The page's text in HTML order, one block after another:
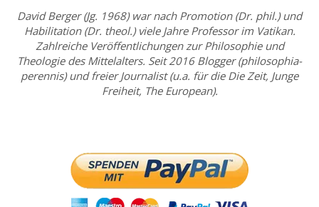
David Berger (Jg. 1968) war nach Promotion (Dr. phil.) und
Habilitation (Dr. theol.) viele Jahre Professor im Vatikan.
Zahlreiche Veröffentlichungen zur Philosophie und
Theologie des Mittelalters. Seit 2016 Blogger (philosophia-
perennis) und freier Journalist (u.a. für die Die Zeit, Junge
Freiheit, The European).